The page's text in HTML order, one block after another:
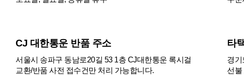
CJ 대한통운 반품 주소
서울시 송파구 동남로20길 53 1층 CJ대한통운 록시걸
교환/반품 사전 접수건만 처리 가능합니다.
타
경기
선불